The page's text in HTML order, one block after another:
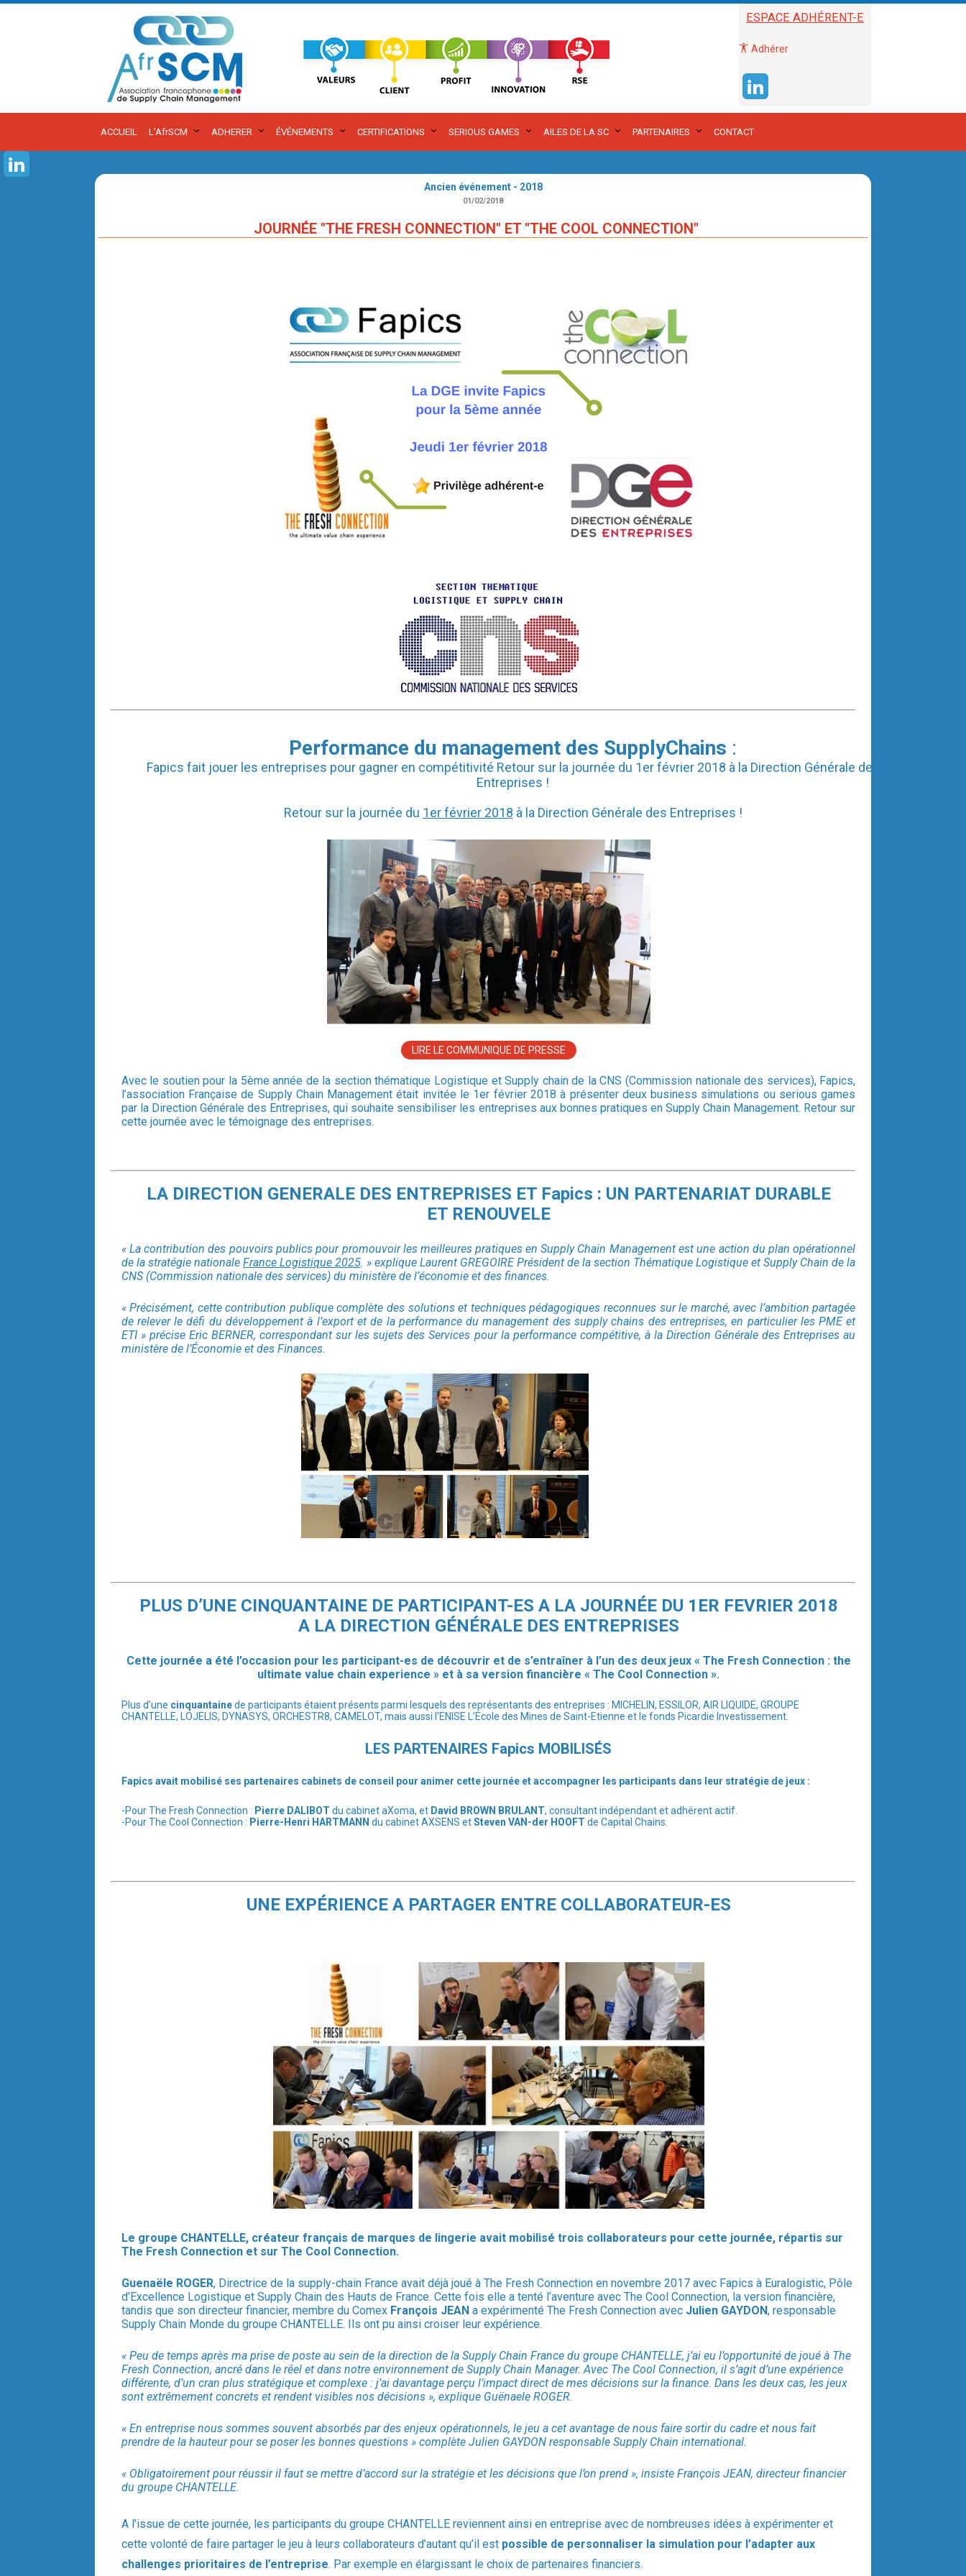
ESPACE ADHÉRENT-E
Adhérer
ACCUEIL L'AfrSCM ADHERER ÉVÉNEMENTS CERTIFICATIONS SERIOUS GAMES AILES DE LA SC PARTENAIRES CONTACT
Ancien événement - 2018
01/02/2018
JOURNÉE "THE FRESH CONNECTION" ET "THE COOL CONNECTION"
Performance du management des SupplyChains :
Fapics fait jouer les entreprises pour gagner en compétitivité Retour sur la journée du 1er février 2018 à la Direction Générale des
Entreprises !
Retour sur la journée du 1er février 2018 à la Direction Générale des Entreprises !
LIRE LE COMMUNIQUE DE PRESSE
Avec le soutien pour la 5ème année de la section thématique Logistique et Supply chain de la CNS (Commission nationale des services), Fapics,
l’association Française de Supply Chain Management était invitée le 1er février 2018 à présenter deux business simulations ou serious games
par la Direction Générale des Entreprises, qui souhaite sensibiliser les entreprises aux bonnes pratiques en Supply Chain Management. Retour sur
cette journée avec le témoignage des entreprises.
LA DIRECTION GENERALE DES ENTREPRISES ET Fapics : UN PARTENARIAT DURABLE
ET RENOUVELE
« La contribution des pouvoirs publics pour promouvoir les meilleures pratiques en Supply Chain Management est une action du plan opérationnel
de la stratégie nationale France Logistique 2025. » explique Laurent GREGOIRE Président de la section Thématique Logistique et Supply Chain de la
CNS (Commission nationale des services) du ministère de l’économie et des finances.
« Précisément, cette contribution publique complète des solutions et techniques pédagogiques reconnues sur le marché, avec l’ambition partagée
de relever le défi du développement à l’export et de la performance du management des supply chains des entreprises, en particulier les PME et
ETI » précise Eric BERNER, correspondant sur les sujets des Services pour la performance compétitive, à la Direction Générale des Entreprises au
ministère de l’Économie et des Finances.
PLUS D’UNE CINQUANTAINE DE PARTICIPANT-ES A LA JOURNÉE DU 1ER FEVRIER 2018
A LA DIRECTION GÉNÉRALE DES ENTREPRISES
Cette journée a été l’occasion pour les participant-es de découvrir et de s’entraîner à l’un des deux jeux « The Fresh Connection : the
ultimate value chain experience » et à sa version financière « The Cool Connection ».
Plus d’une cinquantainede participants étaient présents parmi lesquels des représentants des entreprises : MICHELIN, ESSILOR, AIR LIQUIDE, GROUPE
CHANTELLE, LOJELIS, DYNASYS, ORCHESTR8, CAMELOT, mais aussi l’ENISE L’Ecole des Mines de Saint-Etienne et le fonds Picardie Investissement.
LES PARTENAIRES Fapics MOBILISÉS
Fapics avait mobilisé ses partenaires cabinets de conseil pour animer cette journée et accompagner les participants dans leur stratégie de jeux :
-Pour The Fresh Connection : Pierre DALIBOT du cabinet aXoma, et David BROWN BRULANT, consultant indépendant et adhérent actif.
-Pour The Cool Connection : Pierre-Henri HARTMANN du cabinet AXSENS etSteven VAN-der HOOFT de Capital Chains.
UNE EXPÉRIENCE A PARTAGER ENTRE COLLABORATEUR-ES
Le groupe CHANTELLE, créateur français de marques de lingerie avait mobilisé trois collaborateurs pour cette journée, répartis sur
The Fresh Connection et sur The Cool Connection.
Guenaële ROGER, Directrice de la supply-chain France avait déjà joué à The Fresh Connection en novembre 2017 avec Fapics à Euralogistic, Pôle
d’Excellence Logistique et Supply Chain des Hauts de France. Cette fois elle a tenté l’aventure avec The Cool Connection, la version financière,
tandis que son directeur financier, membre du Comex François JEAN a expérimenté The Fresh Connection avec Julien GAYDON, responsable
Supply Chain Monde du groupe CHANTELLE. Ils ont pu ainsi croiser leur expérience.
« Peu de temps après ma prise de poste au sein de la direction de la Supply Chain France du groupe CHANTELLE, j’ai eu l’opportunité de joué à The
Fresh Connection, ancré dans le réel et dans notre environnement de Supply Chain Manager. Avec The Cool Connection, il s’agit d’une expérience
différente, d’un cran plus stratégique et complexe : j’ai davantage perçu l’impact direct de mes décisions sur la finance. Dans les deux cas, les jeux
sont extrêmement concrets et rendent visibles nos décisions », explique Guënaele ROGER.
« En entreprise nous sommes souvent absorbés par des enjeux opérationnels, le jeu a cet avantage de nous faire sortir du cadre et nous fait
prendre de la hauteur pour se poser les bonnes questions » complète Julien GAYDON responsable Supply Chain international.
« Obligatoirement pour réussir il faut se mettre d’accord sur la stratégie et les décisions que l’on prend », insiste François JEAN, directeur financier
du groupe CHANTELLE.
A l’issue de cette journée, les participants du groupe CHANTELLE reviennent ainsi en entreprise avec de nombreuses idées à expérimenter et
cette volonté de faire partager le jeu à leurs collaborateurs d’autant qu’il est possible de personnaliser la simulation pour l’adapter aux
challenges prioritaires de l’entreprise. Par exemple en élargissant le choix de partenaires financiers.